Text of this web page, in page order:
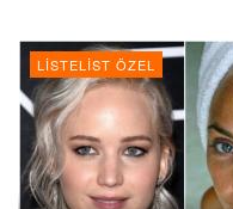
LISTELIST ÖZEL